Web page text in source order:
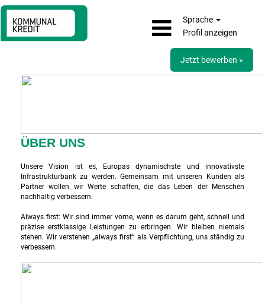
Sprache
Profil anzeigen
Jetzt bewerben »
ÜBER UNS
Unsere Vision ist es, Europas dynamischste und innovativste
Infrastrukturbank zu werden. Gemeinsam mit unseren Kunden als
Partner wollen wir Werte schaffen, die das Leben der Menschen
nachhaltig verbessern.
Always first: Wir sind immer vorne, wenn es darum geht, schnell und
präzise erstklassige Leistungen zu erbringen. Wir bleiben niemals
stehen. Wir verstehen „always first“ als Verpflichtung, uns ständig zu
verbessern.